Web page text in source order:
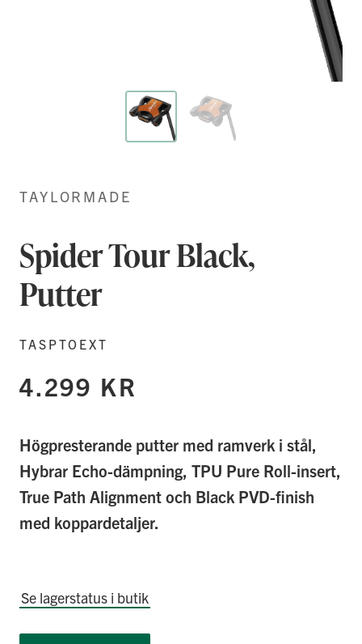
Spider Tour Black,
Putter
TAYLORMADE
TASPTOEXT
4.299 KR
Högpresterande putter med ramverk i stål,
Hybrar Echo-dämpning, TPU Pure Roll-insert,
True Path Alignment och Black PVD-finish
med koppardetaljer.
Se lagerstatus i butik
början
av